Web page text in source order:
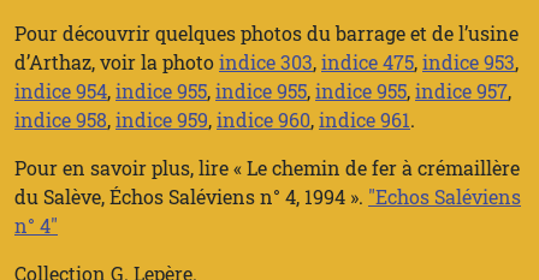
Pour découvrir quelques photos du barrage et de l’usine
d’Arthaz, voir la photoindice 303,indice 475,indice 953,
indice 954,indice 955,indice 955,indice 955,indice 957,
indice 958,indice 959,indice 960,indice 961.
Pour en savoir plus, lire « Le chemin de fer à crémaillère
du Salève, Échos Saléviens n° 4, 1994 ». "Echos Saléviens
n° 4"
Collection G. Lepère.